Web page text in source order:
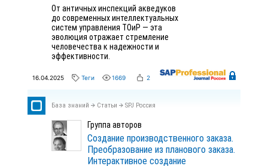
От античных инспекций акведуков
до современных интеллектуальных
систем управления ТОиР — эта
эволюция отражает стремление
человечества к надежности и
эффективности.
16.04.2025 Теги 1669 2
База знаний Статьи SPJ Россия
Группа авторов
Создание производственного заказа.
Преобразование из планового заказа.
Интерактивное создание